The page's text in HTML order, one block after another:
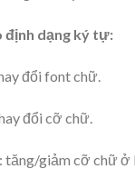
định dạng ký tự:
đổi font chữ.
đổi cỡ chữ.
tăng/giảm cỡ chữ ở